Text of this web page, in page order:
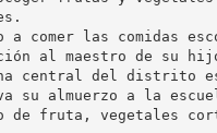
a comer las comidas
al maestro de su
central del distrito
su almuerzo a la
de fruta, vegetales